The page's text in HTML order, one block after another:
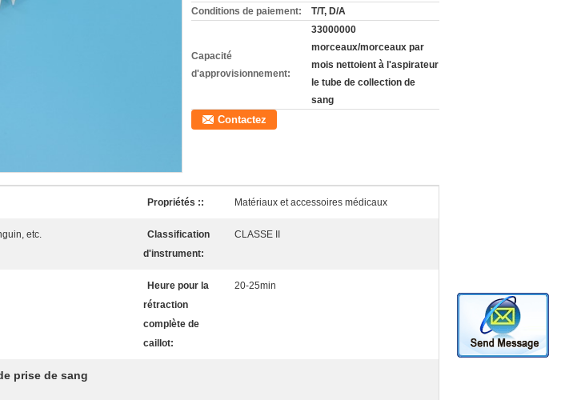
Conditions de paiement:
T/T, D/A
Capacité
d'approvisionnement:
33000000
morceaux/morceaux par
mois nettoient à l'aspirateur
le tube de collection de
sang
Contactez
Propriétés :: Matériaux et accessoires médicaux
etc.
Classification
d'instrument:
CLASSE II
Heure pour la
rétraction
complète de
caillot:
20-25min
prise de sang